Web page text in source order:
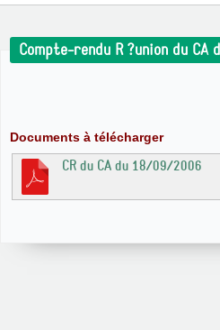
Compte-rendu R ?union du
Documents à télécharger
CR du CA du 18/09/2006